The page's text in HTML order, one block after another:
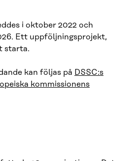
i oktober 2022 och
Ett uppföljningsprojekt,
starta.
kan följas på DSSC:s
kommissionens